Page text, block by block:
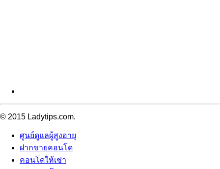
© 2015 Ladytips.com.
ศูนย์ดูแลผู้สูงอายุ
ฝากขายคอนโด
คอนโดให้เช่า